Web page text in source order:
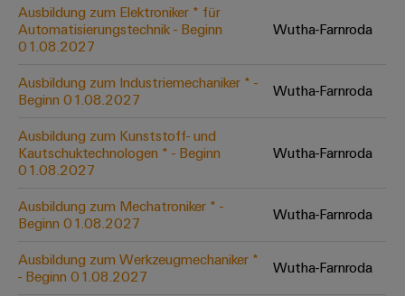
die
Prozessindustrie
Mehr
Ressourceneffizienz
Sonnenenergie
Schaltschrankbau
für
die
im
Schaltschrankbau
Industrial
Service
Platform
easyConnect
EZA-
Regler
Gerätehersteller
Leiterplattensteckverbinder
Engineering-
Visualisierungstools
Energiemessung
und
Smart
Metering
Weidmüller
Industrial
AI
OCI-
EDI-
Schnittstelle
ALLE
Systemintegratoren
Messen
&
Events
Globale
Messen
&
Chancen in der
Ausbildung zum Elektroniker * für
Automatisierungstechnik - Beginn
01.08.2027
Wutha-Farnroda
Ausbildung zum Industriemechaniker * -
Beginn 01.08.2027
Wutha-Farnroda
Ausbildung zum Kunststoff- und
Kautschuktechnologen * - Beginn
01.08.2027
Wutha-Farnroda
Ausbildung zum Mechatroniker * -
Beginn 01.08.2027
Wutha-Farnroda
Ausbildung zum Werkzeugmechaniker *
- Beginn 01.08.2027
Wutha-Farnroda